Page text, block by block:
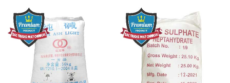
Soda Ash Light – NA2CO3 2
Vòng Tròn Hubei Shuanghuan
Trung Quốc China
Kẽm Sunfat – ZNSO4.7H2O
Ấn Độ India